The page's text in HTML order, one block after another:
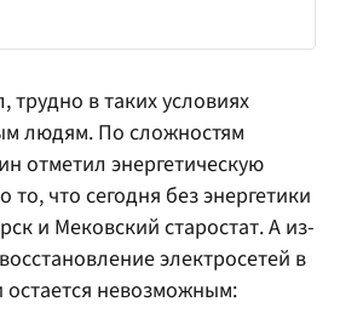
трудно в таких условиях
людям. По сложностям
отметил энергетическую
что сегодня без энергетики
и Мековский старостат. А из-
электросетей в
невозможным: